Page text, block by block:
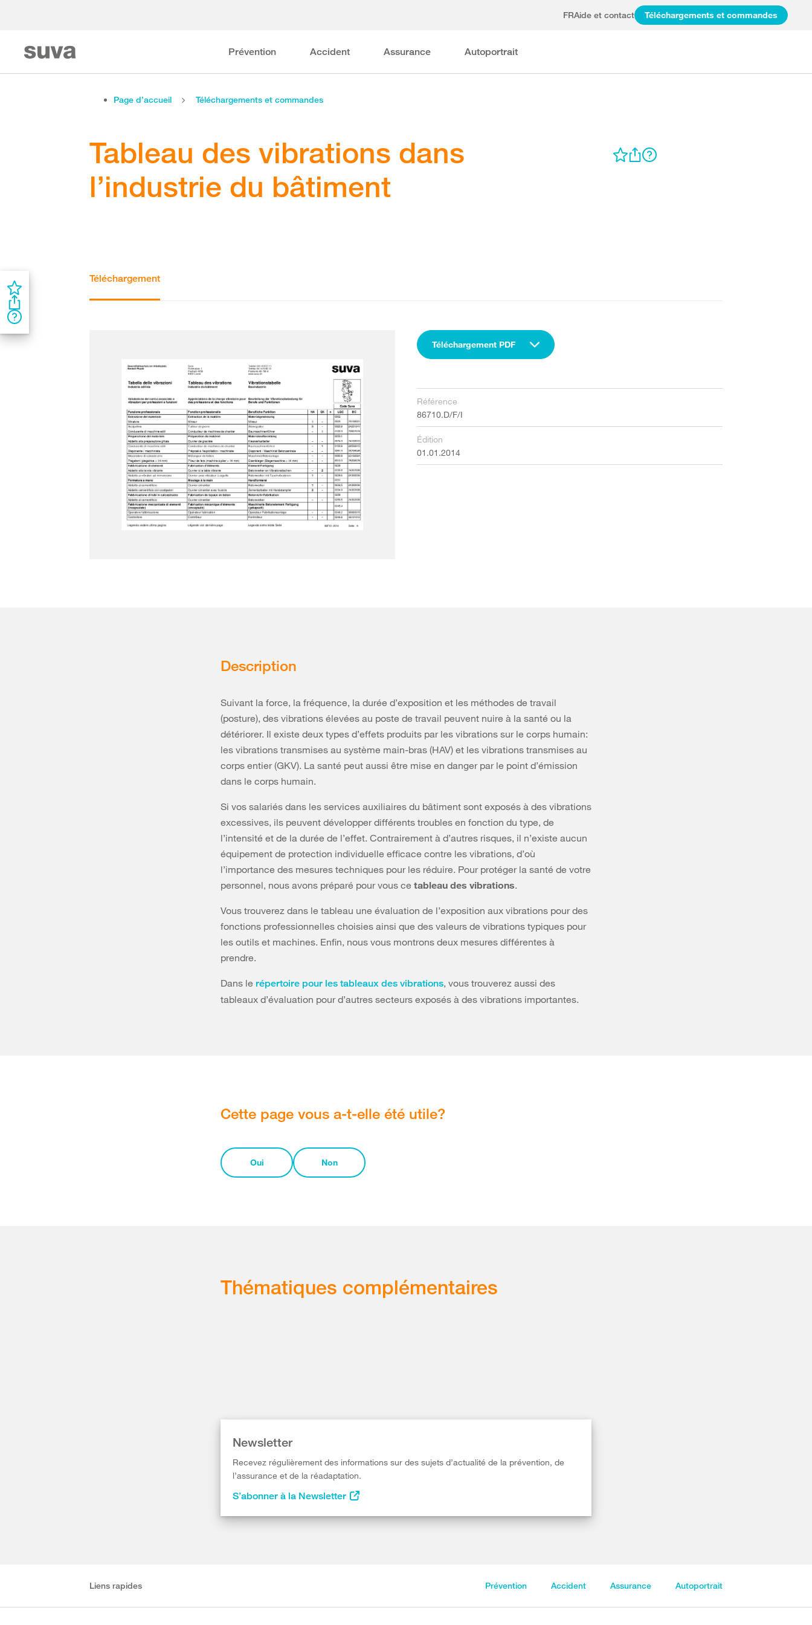
FRAide et contact Téléchargements et commandes
Prévention Accident Assurance Autoportrait
Page d’accueil Téléchargements et commandes
Tableau des vibrations dans
l’industrie du bâtiment
Téléchargement
Téléchargement PDF
Référence
86710.D/F/I
Édition
01.01.2014
Description
Suivant la force, la fréquence, la durée d’exposition et les méthodes de travail
(posture), des vibrations élevées au poste de travail peuvent nuire à la santé ou la
détériorer. Il existe deux types d’effets produits par les vibrations sur le corps humain:
les vibrations transmises au système main-bras (HAV) et les vibrations transmises au
corps entier (GKV). La santé peut aussi être mise en danger par le point d’émission
dans le corps humain.
Si vos salariés dans les services auxiliaires du bâtiment sont exposés à des vibrations
excessives, ils peuvent développer différents troubles en fonction du type, de
l’intensité et de la durée de l’effet. Contrairement à d’autres risques, il n’existe aucun
équipement de protection individuelle efficace contre les vibrations, d’où
l’importance des mesures techniques pour les réduire. Pour protéger la santé de votre
personnel, nous avons préparé pour vous ce tableau des vibrations.
Vous trouverez dans le tableau une évaluation de l’exposition aux vibrations pour des
fonctions professionnelles choisies ainsi que des valeurs de vibrations typiques pour
les outils et machines. Enfin, nous vous montrons deux mesures différentes à
prendre.
Dans le répertoire pour les tableaux des vibrations, vous trouverez aussi des
tableaux d’évaluation pour d’autres secteurs exposés à des vibrations importantes.
Cette page vous a-t-elle été utile?
Oui Non
Thématiques complémentaires
Newsletter
Recevez régulièrement des informations sur des sujets d’actualité de la prévention, de
l’assurance et de la réadaptation.
S’abonner à la Newsletter
Liens rapides Prévention Accident Assurance Autoportrait